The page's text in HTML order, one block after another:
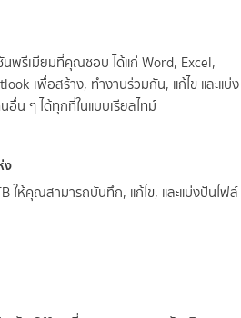
นพรีเมียมที่คุณชอบ ได้แก่ Word, Excel,
เพื่อสร้าง, ทำงานร่วมกัน, แก้ไข และแบ่ง
ๆ ได้ทุกที่ในแบบเรียลไทม์
ง
ให้คุณสามารถบันทึก, แก้ไข, และแบ่งปันไฟล์